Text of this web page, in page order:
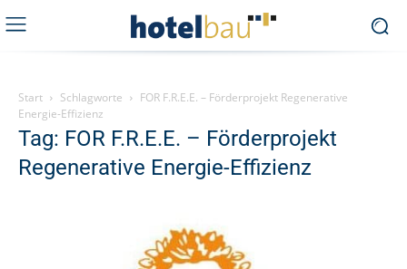
Start Schlagworte
FOR F.R.E.E. – Förderprojekt Regenerative
Energie-Effizienz
Tag: FOR F.R.E.E. – Förderprojekt
Regenerative Energie-Effizienz